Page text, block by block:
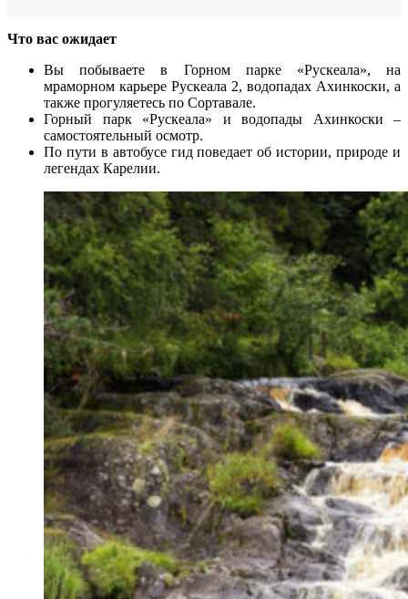
Что вас ожидает
Вы побываете в Горном парке «Рускеала», на
мраморном карьере Рускеала 2, водопадах Ахинкоски, а
также прогуляетесь по Сортавале.
Горный парк «Рускеала» и водопады Ахинкоски –
самостоятельный осмотр.
По пути в автобусе гид поведает об истории, природе и
легендах Карелии.